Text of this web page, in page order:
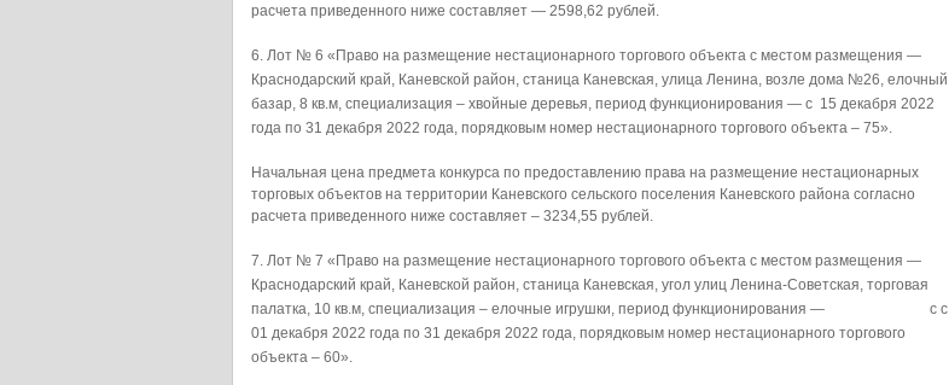
расчета приведенного ниже составляет — 2598,62 рублей.
Лот № 6 «Право на размещение нестационарного торгового объекта с местом размещения —
Краснодарский край, Каневской район, станица Каневская, улица Ленина, возле дома №26, елочный
базар, 8 кв.м, специализация – хвойные деревья, период функционирования — с 15 декабря 2022
года по 31 декабря 2022 года, порядковым номер нестационарного торгового объекта – 75».
Начальная цена предмета конкурса по предоставлению права на размещение нестационарных
торговых объектов на территории Каневского сельского поселения Каневского района согласно
расчета приведенного ниже составляет – 3234,55 рублей.
Лот № 7 «Право на размещение нестационарного торгового объекта с местом размещения —
Краснодарский край, Каневской район, станица Каневская, угол улиц Ленина-Советская, торговая
палатка, 10 кв.м, специализация – елочные игрушки, период функционирования — с с
01 декабря 2022 года по 31 декабря 2022 года, порядковым номер нестационарного торгового
объекта – 60».